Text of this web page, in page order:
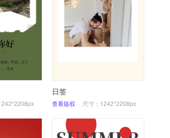
日签
查看版权 尺寸：1242*2208px